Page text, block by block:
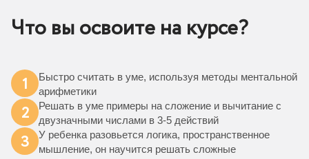
Что вы освоите на курсе?
1
Быстро считать в уме, используя методы ментальной
арифметики
2
Решать в уме примеры на сложение и вычитание с
двузначными числами в 3-5 действий
3
У ребенка разовьется логика, пространственное
мышление, он научится решать сложные